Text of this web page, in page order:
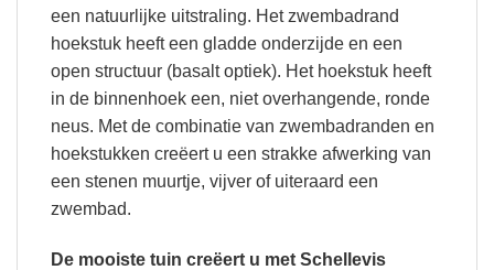
een natuurlijke uitstraling. Het zwembadrand
hoekstuk heeft een gladde onderzijde en een
open structuur (basalt optiek). Het hoekstuk heeft
in de binnenhoek een, niet overhangende, ronde
neus. Met de combinatie van zwembadranden en
hoekstukken creëert u een strakke afwerking van
een stenen muurtje, vijver of uiteraard een
zwembad.
De mooiste tuin creëert u met Schellevis